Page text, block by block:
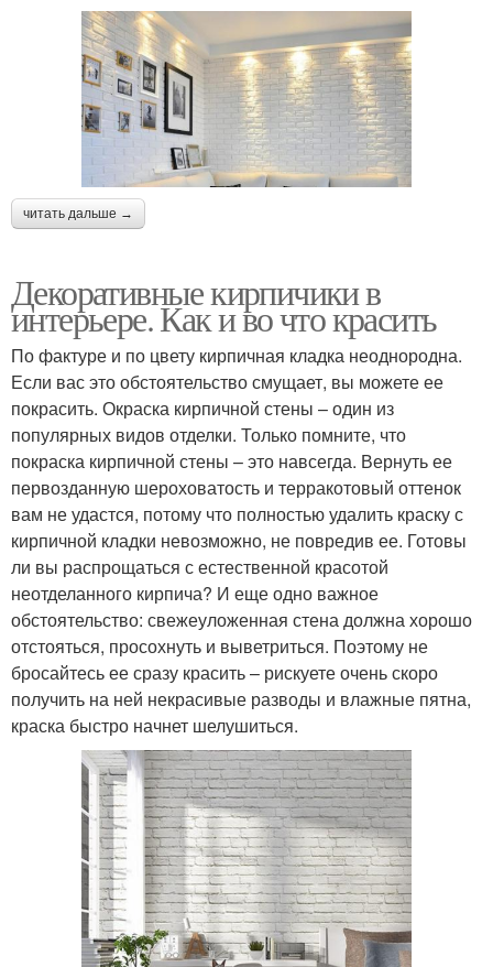
читать дальше →
Декоративные кирпичики в
интерьере. Как и во что красить
По фактуре и по цвету кирпичная кладка неоднородна.
Если вас это обстоятельство смущает, вы можете ее
покрасить. Окраска кирпичной стены – один из
популярных видов отделки. Только помните, что
покраска кирпичной стены – это навсегда. Вернуть ее
первозданную шероховатость и терракотовый оттенок
вам не удастся, потому что полностью удалить краску с
кирпичной кладки невозможно, не повредив ее. Готовы
ли вы распрощаться с естественной красотой
неотделанного кирпича? И еще одно важное
обстоятельство: свежеуложенная стена должна хорошо
отстояться, просохнуть и выветриться. Поэтому не
бросайтесь ее сразу красить – рискуете очень скоро
получить на ней некрасивые разводы и влажные пятна,
краска быстро начнет шелушиться.